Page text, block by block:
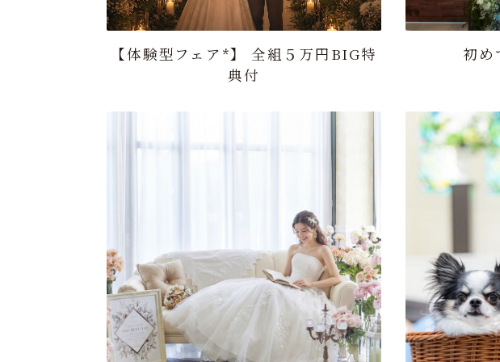
【体験型フェア*】 全組５万円BIG特
典付
初め